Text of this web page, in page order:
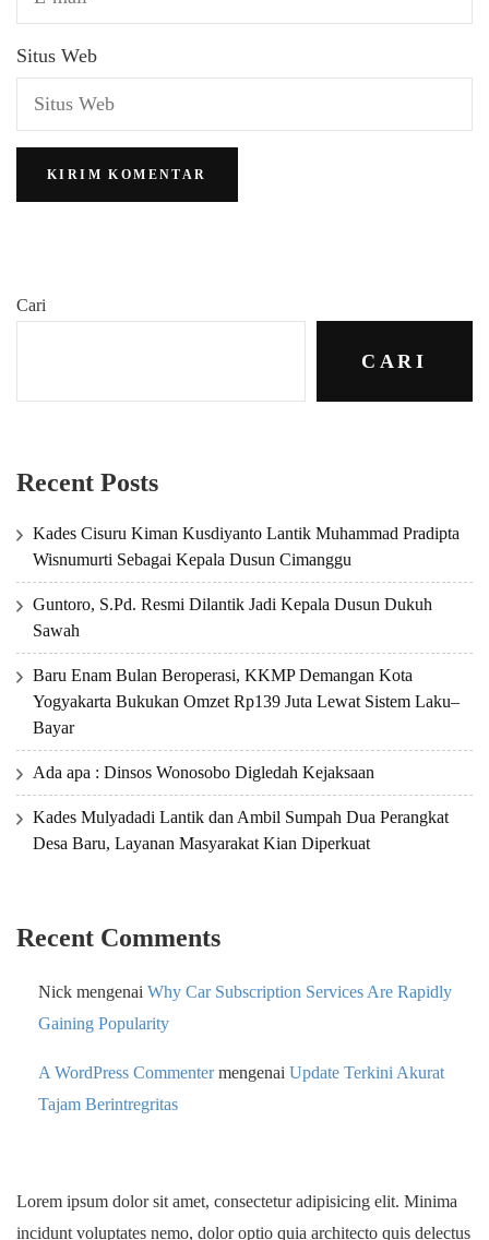
Situs Web
Cari
CARI
Recent Posts
Kades Cisuru Kiman Kusdiyanto Lantik Muhammad Pradipta
Wisnumurti Sebagai Kepala Dusun Cimanggu
Guntoro, S.Pd. Resmi Dilantik Jadi Kepala Dusun Dukuh
Sawah
Baru Enam Bulan Beroperasi, KKMP Demangan Kota
Yogyakarta Bukukan Omzet Rp139 Juta Lewat Sistem Laku–
Bayar
Ada apa : Dinsos Wonosobo Digledah Kejaksaan
Kades Mulyadadi Lantik dan Ambil Sumpah Dua Perangkat
Desa Baru, Layanan Masyarakat Kian Diperkuat
Recent Comments
Nick mengenai Why Car Subscription Services Are Rapidly
Gaining Popularity
A WordPress Commentermengenai Update Terkini Akurat
Tajam Berintregritas
Lorem ipsum dolor sit amet, consectetur adipisicing elit. Minima
incidunt voluptates nemo, dolor optio quia architecto quis delectus